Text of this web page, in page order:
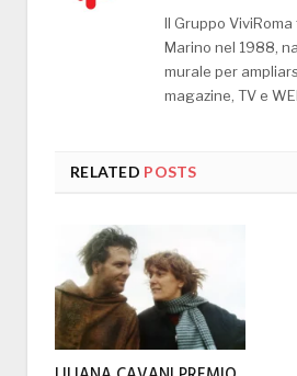
Il Gruppo
Marino nel 1988,
murale per
magazine, TV e
RELATED POSTS